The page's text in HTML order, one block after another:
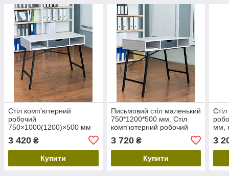
Стіл комп'ютерний
робочий
750×1000(1200)×500 мм
письмовий стіл для
ноутбука з ящиком
3 420 ₴
Купити
Письмовий стіл маленький
750*1200*500 мм. Стіл
комп'ютерний робочий
Стіл для навчання і
роботи
3 720₴
Купити
мм,
3